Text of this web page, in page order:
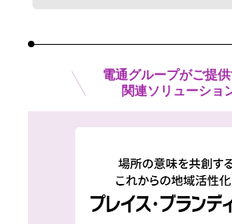
電通グループがご提
関連ソリューショ